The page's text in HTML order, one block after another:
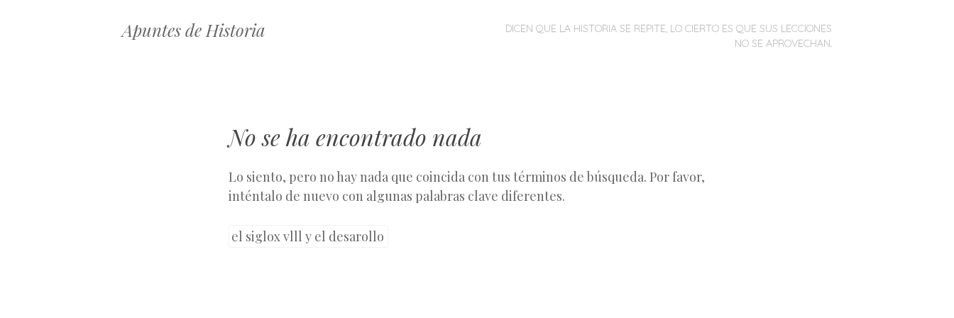
Apuntes de Historia MENÚ
SALTARDICEN QUE LA HISTORIA SE REPITE, LO CIERTO ES QUE SUS LECCIONES
NO SE APROVECHAN.
No se ha encontrado nada
Lo siento, pero no hay nada que coincida con tus términos de búsqueda. Por favor,
inténtalo de nuevo con algunas palabras clave diferentes.
Buscar